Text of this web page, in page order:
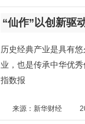
“仙作”以创新驱
历史经典产业是具有
业，也是传承中华优
指数报
来源：新华财经